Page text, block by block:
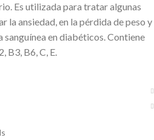
Es utilizada para tratar algunas
la ansiedad, en la pérdida de peso y
en diabéticos. Contiene
B3, B6, C, E.